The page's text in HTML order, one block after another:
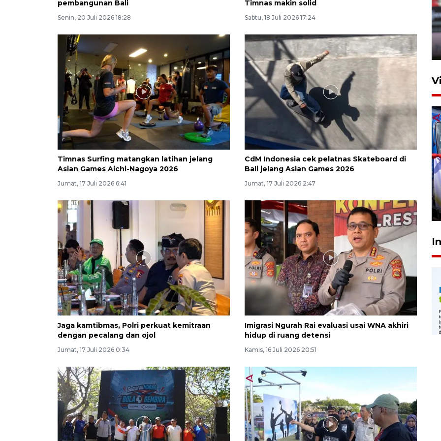
pembangunan Bali
Senin, 20 Juli 2026 18:28
Timnas makin solid
Sabtu, 18 Juli 2026 17:24
Timnas Surfing matangkan latihan jelang
Asian Games Aichi-Nagoya 2026
Jumat, 17 Juli 2026 6:41
CdM Indonesia cek pelatnas Skateboard di
Bali jelang Asian Games 2026
Jumat, 17 Juli 2026 2:47
Jaga kamtibmas, Polri perkuat kemitraan
dengan pecalang dan ojol
Jumat, 17 Juli 2026 0:34
Imigrasi Ngurah Rai evaluasi usai WNA akhiri
hidup di ruang detensi
Kamis, 16 Juli 2026 20:51
setelah kalahkan Persija
Jakarta 2-1
4 Agustus 2026 20:10
Apresiasi Desak Made,
Pemprov Bali siapkan wall
24 Juli 2026 20:25